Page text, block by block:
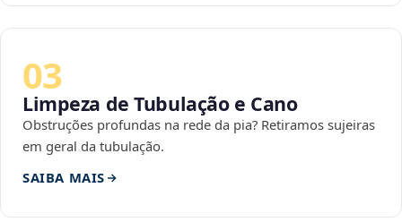
03
Limpeza de Tubulação e Cano
Obstruções profundas na rede da pia? Retiramos sujeiras
em geral da tubulação.
SAIBA MAIS